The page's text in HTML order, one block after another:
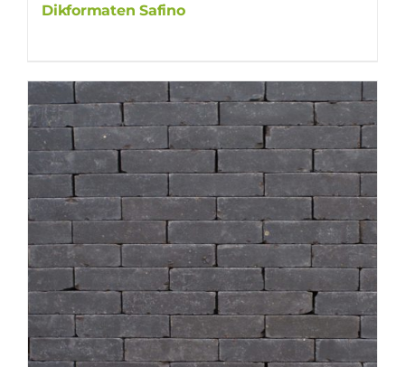
Dikformaten Safino